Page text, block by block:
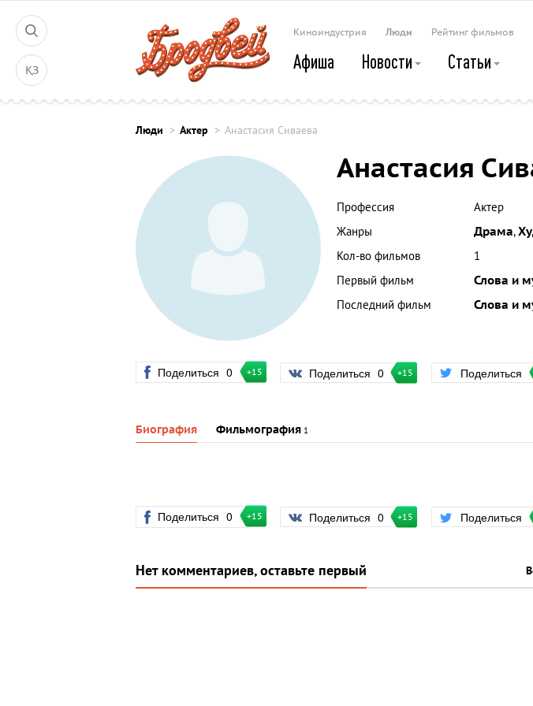
ҚЗ
Киноиндустрия Люди Рейтинг фильмов
Афиша Новости Статьи
Люди Актер Анастасия Сиваева
Анастасия
Профессия
Актер
Жанры
Драма,
Кол-во фильмов
1
Первый фильм
Слова и
Последний фильм
Слова и
Поделиться 0 +15 Поделиться 0 +15 Поделиться
Биография Фильмография 1
Поделиться 0 +15 Поделиться 0 +15 Поделиться
Нет комментариев, оставьте первый